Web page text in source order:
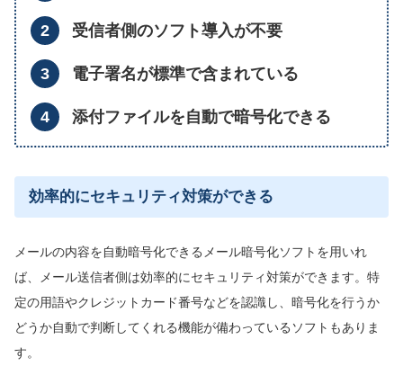
受信者側のソフト導入が不要
電子署名が標準で含まれている
添付ファイルを自動で暗号化できる
効率的にセキュリティ対策ができる
メールの内容を自動暗号化できるメール暗号化ソフトを用いれ
ば、メール送信者側は効率的にセキュリティ対策ができます。特
定の用語やクレジットカード番号などを認識し、暗号化を行うか
どうか自動で判断してくれる機能が備わっているソフトもありま
す。